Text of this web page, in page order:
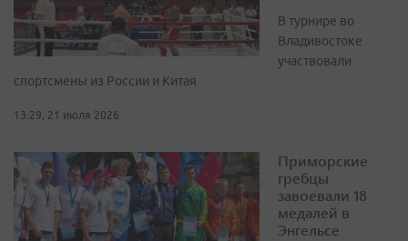
В турнире во
Владивостоке
участвовали
спортсмены из России и Китая
13:29, 21 июля 2026
Приморские
гребцы
завоевали 18
медалей в
Энгельсе